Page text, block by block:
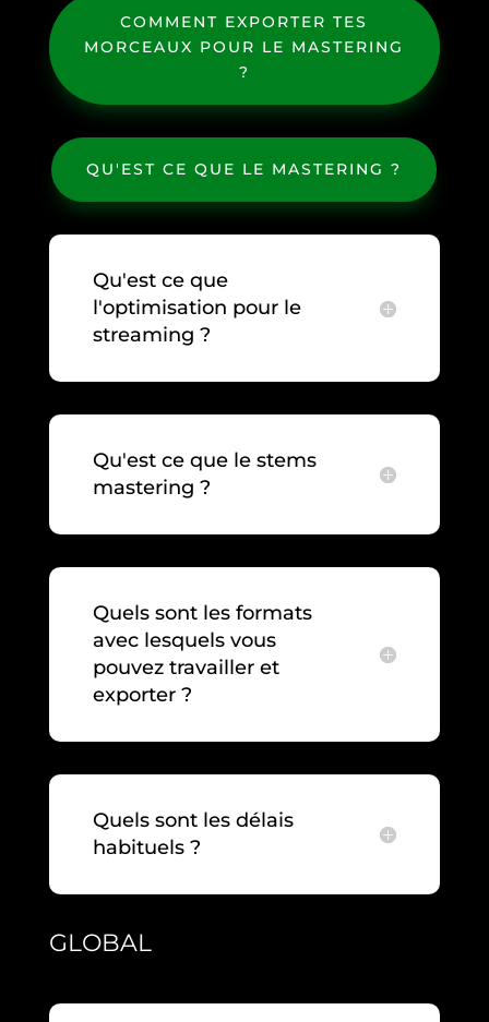
COMMENT EXPORTER TES
MORCEAUX POUR LE MASTERING
?
QU'EST CE QUE LE MASTERING ?
Qu'est ce que
l'optimisation pour le
streaming ?
Qu'est ce que le stems
mastering ?
Quels sont les formats
avec lesquels vous
pouvez travailler et
exporter ?
Quels sont les délais
habituels ?
GLOBAL